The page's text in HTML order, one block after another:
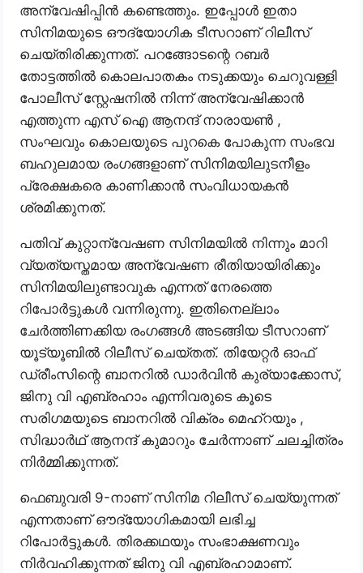
അന്വേഷിപ്പിൻ കണ്ടെത്തും. ഇപ്പോൾ ഇതാ
സിനിമയുടെ ഔദ്യോഗിക ടീസറാണ് റിലീസ്
ചെയ്തിരിക്കുന്നത്. പറങ്ങോടന്റെ റബർ
തോട്ടത്തിൽ കൊലപാതകം നടുക്കയും ചെറുവള്ളി
പോലീസ് സ്റ്റേഷനിൽ നിന്ന് അന്വേഷിക്കാൻ
എത്തുന്ന എസ് ഐ ആനന്ദ് നാരായൺ ,
സംഘവും കൊലയുടെ പുറകെ പോകുന്ന സംഭവ
ബഹുലമായ രംഗങ്ങളാണ് സിനിമയിലുടനീളം
പ്രേക്ഷകരെ കാണിക്കാൻ സംവിധായകൻ
ശ്രമിക്കുനത്.
പതിവ് കുറ്റാന്വേഷണ സിനിമയിൽ നിന്നും മാറി
വ്യത്യസ്തമായ അന്വേഷണ രീതിയായിരിക്കും
സിനിമയിലുണ്ടാവുക എന്നത് നേരത്തെ
റിപോർട്ടുകൾ വന്നിരുന്നു. ഇതിനെല്ലാം
ചേർത്തിണക്കിയ രംഗങ്ങൾ അടങ്ങിയ ടീസറാണ്
യൂട്യൂബിൽ റിലീസ് ചെയ്തത്. തിയേറ്റർ ഓഫ്
ഡ്രീംസിന്റെ ബാനറിൽ ഡാർവിൻ കുര്യാക്കോസ്,
ജിനു വി എബ്രഹാം എന്നിവരുടെ കൂടെ
സരിഗമയുടെ ബാനറിൽ വിക്രം മെഹ്‌റയും ,
സിദ്ധാർഥ് ആനന്ദ് കുമാറും ചേർന്നാണ് ചലച്ചിത്രം
നിർമ്മിക്കുന്നത്.
ഫെബുവരി 9-നാണ് സിനിമ റിലീസ് ചെയ്യുന്നത്
എന്നതാണ് ഔദ്യോഗികമായി ലഭിച്ച
റിപോർട്ടുകൾ. തിരക്കഥയും സംഭാക്ഷണവും
നിർവഹിക്കുന്നത് ജിനു വി എബ്രഹാമാണ്.